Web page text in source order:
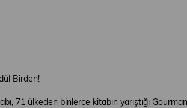
Birden!
71 ülkeden binlerce kitabın yarıştığı